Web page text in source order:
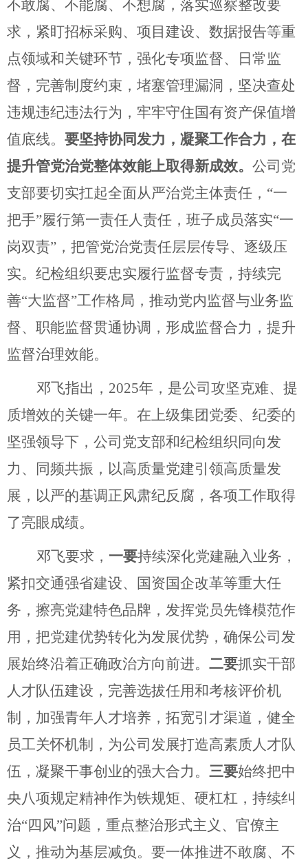
不敢腐、不能腐、不想腐， 落实巡察整改要
求， 紧盯招标采购、 项目建设、 数据报告等重
点领域和关键环节，强化专项监督、日常监
督，完善制度约束，堵塞管理漏洞，坚决查处
违规违纪违法行为，牢牢守住国有资产保值增
值底线。 要坚持协同发力，凝聚工作合力，在
提升管党治党整体效能上取得新成效。 公司党
支部要切实扛起全面从严治党主体责任， “一
把手”履行第一责任人责任，班子成员落实“一
岗双责” ，把管党治党责任层层传导、逐级压
实。纪检组织要忠实履行监督专责，持续完
善“大监督”工作格局，推动党内监督与业务监
督、职能监督贯通协调，形成监督合力，提升
监督治理效能。
邓飞指出， 2025年，是公司攻坚克难、提
质增效的关键一年。在上级集团党委、纪委的
坚强领导下，公司党支部和纪检组织同向发
力、同频共振，以高质量党建引领高质量发
展，以严的基调正风肃纪反腐，各项工作取得
了亮眼成绩。
邓飞要求， 一要持续深化党建融入业务，
紧扣交通强省建设、国资国企改革等重大任
务，擦亮党建特色品牌，发挥党员先锋模范作
用，把党建优势转化为发展优势，确保公司发
展始终沿着正确政治方向前进。 二要抓实干部
人才队伍建设，完善选拔任用和考核评价机
制，加强青年人才培养，拓宽引才渠道，健全
员工关怀机制，为公司发展打造高素质人才队
伍，凝聚干事创业的强大合力。 三要始终把中
央八项规定精神作为铁规矩、硬杠杠，持续纠
治“四风”问题，重点整治形式主义、官僚主
义，推动为基层减负。要一体推进不敢腐、不